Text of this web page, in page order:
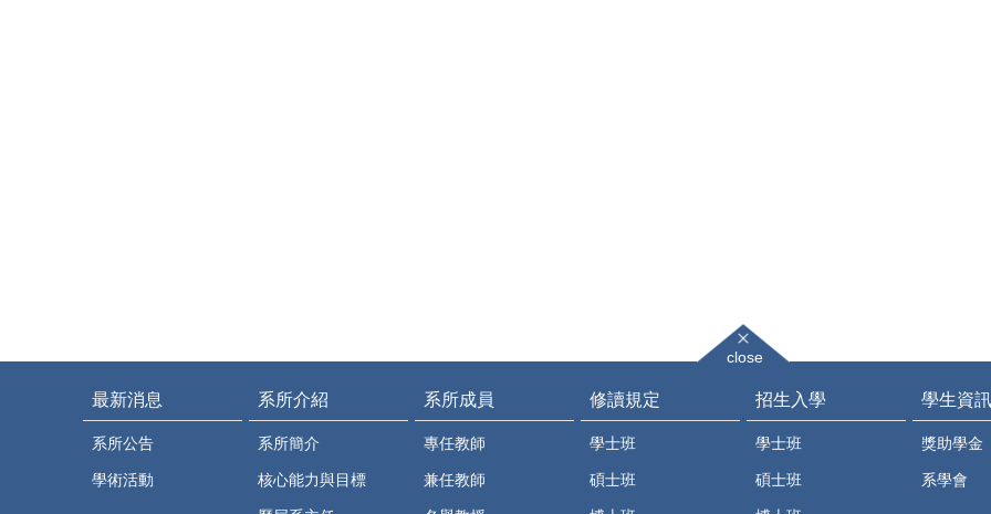
close
最新消息
系所公告
學術活動
系所介紹
系所簡介
核心能力與目標
系所成員
專任教師
兼任教師
修讀規定
學士班
碩士班
招生入學
學士班
碩士班
學生資訊
獎助學金
系學會